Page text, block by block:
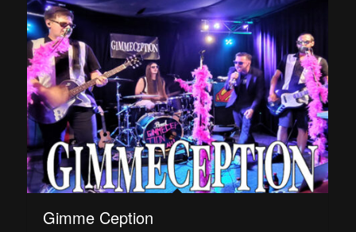
Gimme Ception